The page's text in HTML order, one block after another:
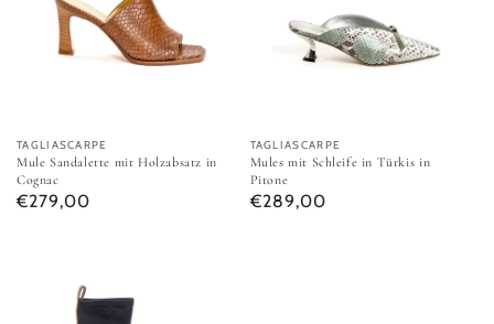
Anbieter:
TAGLIASCARPE
Mule Sandalette mit Holzabsatz in
Cognac
Normaler Preis
€279,00
Anbieter:
TAGLIASCARPE
Mules mit Schleife in Türkis in
Pitone
Normaler Preis
€289,00